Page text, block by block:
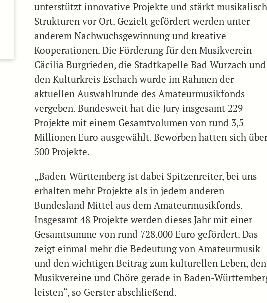
unterstützt innovative Projekte und stärkt
Strukturen vor Ort. Gezielt gefördert werden unter
anderem Nachwuchsgewinnung und kreative
Kooperationen. Die Förderung für den Musikverein
Cäcilia Burgrieden, die Stadtkapelle Bad Wurzach und
den Kulturkreis Eschach wurde im Rahmen der
aktuellen Auswahlrunde des Amateurmusikfonds
vergeben. Bundesweit hat die Jury insgesamt 229
Projekte mit einem Gesamtvolumen von rund 3,5
Millionen Euro ausgewählt. Beworben hatten sich
500 Projekte.
„Baden-Württemberg ist dabei Spitzenreiter, bei uns
erhalten mehr Projekte als in jedem anderen
Bundesland Mittel aus dem Amateurmusikfonds.
Insgesamt 48 Projekte werden dieses Jahr mit einer
Gesamtsumme von rund 728.000 Euro gefördert. Das
zeigt einmal mehr die Bedeutung von Amateurmusik
und den wichtigen Beitrag zum kulturellen Leben, den
Musikvereine und Chöre gerade in Baden-
leisten“, so Gerster abschließend.